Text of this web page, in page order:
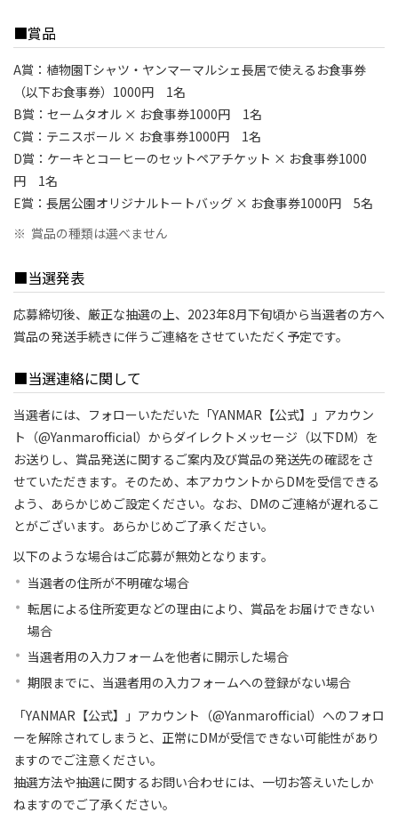
■賞品
A賞：植物園Tシャツ・ヤンマーマルシェ長居で使えるお食事券
（以下お食事券）1000円 1名
B賞：セームタオル × お食事券1000円 1名
C賞：テニスボール × お食事券1000円 1名
D賞：ケーキとコーヒーのセットペアチケット × お食事券1000
円 1名
E賞：長居公園オリジナルトートバッグ × お食事券1000円 5名
※ 賞品の種類は選べません
■当選発表
応募締切後、厳正な抽選の上、2023年8月下旬頃から当選者の方へ
賞品の発送手続きに伴うご連絡をさせていただく予定です。
■当選連絡に関して
当選者には、フォローいただいた「YANMAR【公式】」アカウン
ト（@Yanmarofficial）からダイレクトメッセージ（以下DM）を
お送りし、賞品発送に関するご案内及び賞品の発送先の確認をさ
せていただきます。そのため、本アカウントからDMを受信できる
よう、あらかじめご設定ください。なお、DMのご連絡が遅れるこ
とがございます。あらかじめご了承ください。
以下のような場合はご応募が無効となります。
当選者の住所が不明確な場合
転居による住所変更などの理由により、賞品をお届けできない
場合
当選者用の入力フォームを他者に開示した場合
期限までに、当選者用の入力フォームへの登録がない場合
「YANMAR【公式】」アカウント（@Yanmarofficial）へのフォロ
ーを解除されてしまうと、正常にDMが受信できない可能性があり
ますのでご注意ください。
抽選方法や抽選に関するお問い合わせには、一切お答えいたしか
ねますのでご了承ください。